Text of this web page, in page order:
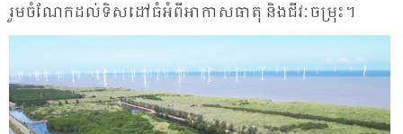
រួម​ចំ​ណែក​ដល់​ទិស​ដៅ​ធំ​អំ​ពី​អា​កាស​ធាតុ និង​ជីវៈ​ចម្រុះ។